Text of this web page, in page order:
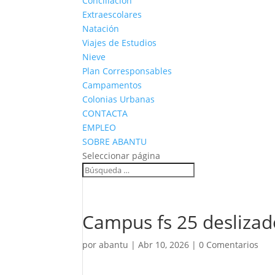
Extraescolares
Natación
Viajes de Estudios
Nieve
Plan Corresponsables
Campamentos
Colonias Urbanas
CONTACTA
EMPLEO
SOBRE ABANTU
Seleccionar página
Campus fs 25
porabantu |Abr 10, 2026 |0 Comentarios